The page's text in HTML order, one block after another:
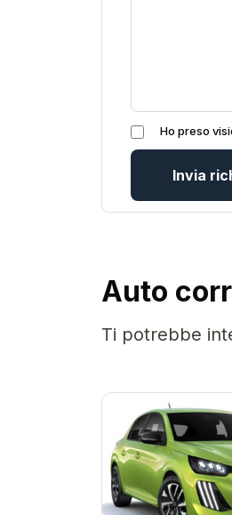
Ho preso
Invia
Auto
Ti potrebbe